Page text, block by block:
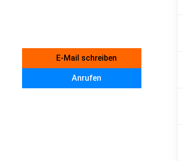
E-Mail schreiben
Anrufen